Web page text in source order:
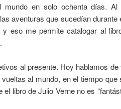
mundo en solo ochenta días. Al
aventuras que sucedían durante
eso me permite catalogar al
al presente. Hoy hablamos de
al mundo, en el tiempo que
libro de Julio Verne no es